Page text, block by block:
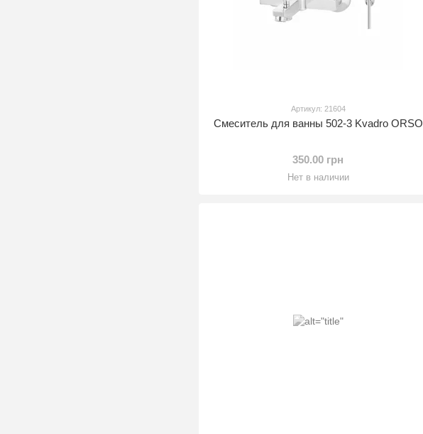
Артикул: 21604
Смеситель для ванны 502-3 Kvadro ORSO
350.00 грн
Нет в наличии